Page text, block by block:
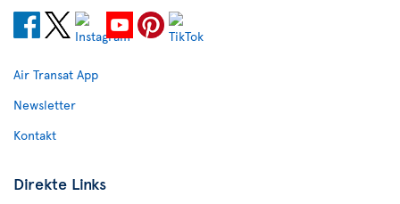
Air Transat App
Newsletter
Kontakt
Direkte Links